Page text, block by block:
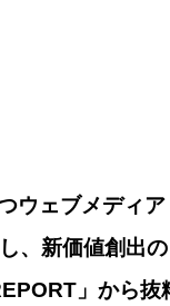
ウェブメディ
、新価値創出
」から抜